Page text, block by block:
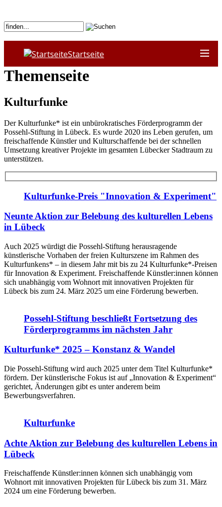
Startseite
Themenseite
Kulturfunke
Der Kulturfunke* ist ein unbürokratisches Förderprogramm der
Possehl-Stiftung in Lübeck. Es wurde 2020 ins Leben gerufen, um
freischaffende Künstler und Kulturschaffende bei der schnellen
Umsetzung kreativer Projekte im gesamten Lübecker Stadtraum zu
unterstützen.
Kulturfunke-Preis "Innovation & Experiment"
Neunte Aktion zur Belebung des kulturellen Lebens
in Lübeck
Auch 2025 würdigt die Possehl-Stiftung herausragende
künstlerische Vorhaben der freien Kulturszene im Rahmen des
Kulturfunkens* – in diesem Jahr mit bis zu 24 Kulturfunke*-Preisen
für Innovation & Experiment. Freischaffende Künstler:innen können
sich unabhängig vom Wohnort mit innovativen Projekten für
Lübeck bis zum 24. März 2025 um eine Förderung bewerben.
Possehl-Stiftung beschließt Fortsetzung des
Förderprogramms im nächsten Jahr
Kulturfunke* 2025 – Konstanz & Wandel
Die Possehl-Stiftung wird auch 2025 unter dem Titel Kulturfunke*
fördern. Der künstlerische Fokus ist auf „Innovation & Experiment“
gerichtet, Änderungen gibt es unter anderem beim
Bewerbungsverfahren.
Kulturfunke
Achte Aktion zur Belebung des kulturellen Lebens in
Lübeck
Freischaffende Künstler:innen können sich unabhängig vom
Wohnort mit innovativen Projekten für Lübeck bis zum 31. März
2024 um eine Förderung bewerben.